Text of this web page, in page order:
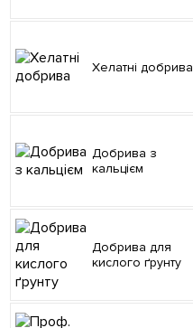
Хелатні добрива
Добрива з
кальцієм
Добрива для
кислого ґрунту